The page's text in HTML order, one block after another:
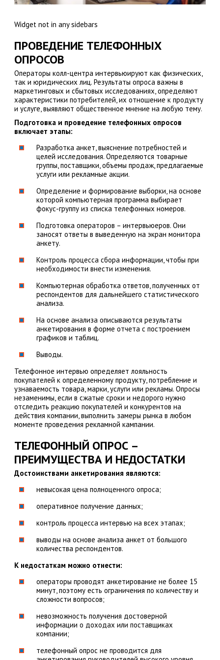
Widget not in any sidebars
ПРОВЕДЕНИЕ ТЕЛЕФОННЫХ
ОПРОСОВ
Операторы колл-центра интервьюируют как физических,
так и юридических лиц. Результаты опроса важны в
маркетинговых и сбытовых исследованиях, определяют
характеристики потребителей, их отношение к продукту
и услуге, выявляют общественное мнение на любую тему.
Подготовка и проведение телефонных опросов
включает этапы:
Разработка анкет, выяснение потребностей и
целей исследования. Определяются товарные
группы, поставщики, объемы продаж, предлагаемые
услуги или рекламные акции.
Определение и формирование выборки, на основе
которой компьютерная программа выбирает
фокус-группу из списка телефонных номеров.
Подготовка операторов – интервьюеров. Они
заносят ответы в выведенную на экран монитора
анкету.
Контроль процесса сбора информации, чтобы при
необходимости внести изменения.
Компьютерная обработка ответов, полученных от
респондентов для дальнейшего статистического
анализа.
На основе анализа описываются результаты
анкетирования в форме отчета с построением
графиков и таблиц.
Выводы.
Телефонное интервью определяет лояльность
покупателей к определенному продукту, потребление и
узнаваемость товара, марки, услуги или рекламы. Опросы
незаменимы, если в сжатые сроки и недорого нужно
отследить реакцию покупателей и конкурентов на
действия компании, выполнить замеры рынка в любом
моменте проведения рекламной кампании.
ТЕЛЕФОННЫЙ ОПРОС –
ПРЕИМУЩЕСТВА И НЕДОСТАТКИ
Достоинствами анкетирования являются:
невысокая цена полноценного опроса;
оперативное получение данных;
контроль процесса интервью на всех этапах;
выводы на основе анализа анкет от большого
количества респондентов.
К недостаткам можно отнести:
операторы проводят анкетирование не более 15
минут, поэтому есть ограничения по количеству и
сложности вопросов;
невозможность получения достоверной
информации о доходах или поставщиках
компании;
телефонный опрос не проводится для